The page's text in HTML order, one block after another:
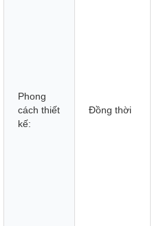
Phong
cách thiết
kế:
Đồng thời